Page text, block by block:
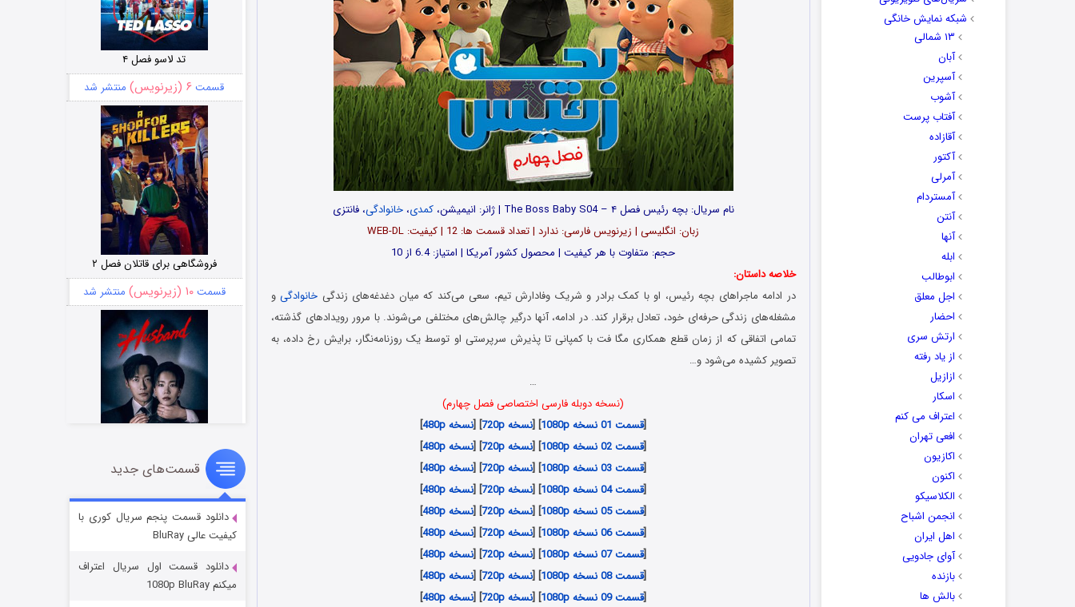
شبکه نمایش خانگی
۱۳ شمالی
آبان
آسپرین
آشوب
آفتاب پرست
آقازاده
آکتور
آمرلی
آمستردام
آنتن
آنها
ابله
ابوطالب
اجل معلق
احضار
ارتش سری
از یاد رفته
ازازیل
اسکار
اعتراف می کنم
افعی تهران
اکازیون
اکنون
الکلاسیکو
انجمن اشباح
اهل ایران
آوای جادویی
بازنده
بالش ها
نام سریال: بچه رئیس فصل ۴ – The Boss Baby S04 | ژانر: انیمیشن، کمدی،خانوادگی، فانتزی
زبان: انگلیسی | زیرنویس فارسی: ندارد | تعداد قسمت ها: 12 | کیفیت: WEB-DL
حجم: متفاوت با هر کیفیت | محصول کشور آمریکا | امتیاز: 6.4 از 10
خلاصه داستان:
در ادامه ماجراهای بچه رئیس، او با کمک برادر و شریک وفادارش تیم، سعی می‌کند که میان دغدغه‌های زندگی خانوادگیو
مشغله‌های زندگی حرفه‌ای خود، تعادل برقرار کند. در ادامه، آنها درگیر چالش‌های مختلفی می‌شوند. با مرور رویدادهای گذشته،
تمامی اتفاقی که از زمان قطع همکاری مگا فت با کمپانی تا پذیرش سرپرستی او توسط یک روزنامه‌نگار، برایش رخ داده، به
تصویر کشیده می‌شود و…
…
(نسخه دوبله فارسی اختصاصی فصل چهارم)
[قسمت 01 نسخه 1080p ] [نسخه 720p ] [نسخه 480p
]
[قسمت 02 نسخه 1080p ] [نسخه 720p ] [نسخه 480p
]
[قسمت 03 نسخه 1080p ] [نسخه 720p ] [نسخه 480p
]
[قسمت 04 نسخه 1080p ] [نسخه 720p ] [نسخه 480p
]
[قسمت 05 نسخه 1080p ] [نسخه 720p ] [نسخه 480p
]
[قسمت 06 نسخه 1080p ] [نسخه 720p ] [نسخه 480p
]
[قسمت 07 نسخه 1080p ] [نسخه 720p ] [نسخه 480p
]
[قسمت 08 نسخه 1080p ] [نسخه 720p ] [نسخه 480p
]
[قسمت 09 نسخه 1080p ] [نسخه 720p ] [نسخه 480p
]
تد لاسو فصل ۴
قسمت ۶ (زیرنویس) منتشر شد
فروشگاهی برای قاتلان فصل ۲
قسمت۱۰ (زیرنویس) منتشر شد
شوهر
قسمت۸ (زیرنویس) منتشر شد
قسمت‌های جدید
دانلود قسمت پنجم سریال کوری با
کیفیت عالی BluRay
دانلود قسمت اول سریال اعتراف
میکنم 1080p BluRay